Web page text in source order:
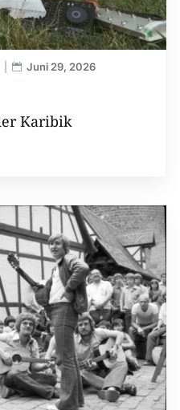
Juni 29, 2026
Karibik